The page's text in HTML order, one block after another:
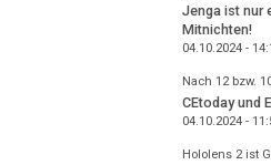
Jenga ist nur
Mitnichten!
04.10.2024 -
Nach 12 bzw.
CEtoday und
04.10.2024 -
Hololens 2 ist